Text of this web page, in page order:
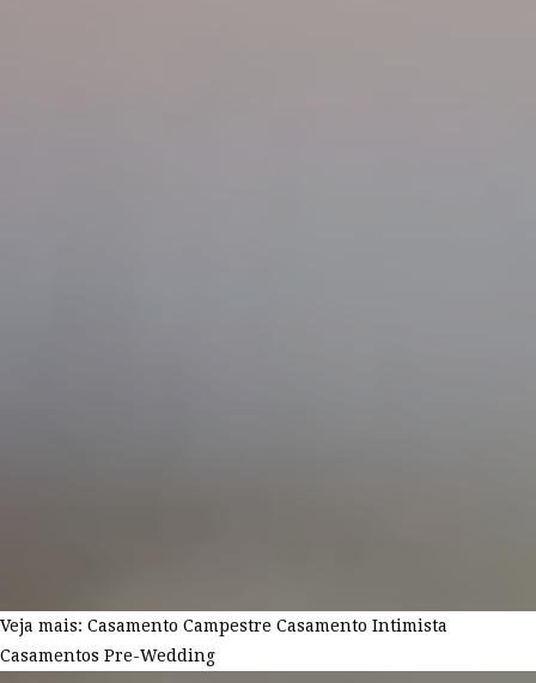
Veja mais: Casamento Campestre Casamento Intimista
Casamentos Pre-Wedding